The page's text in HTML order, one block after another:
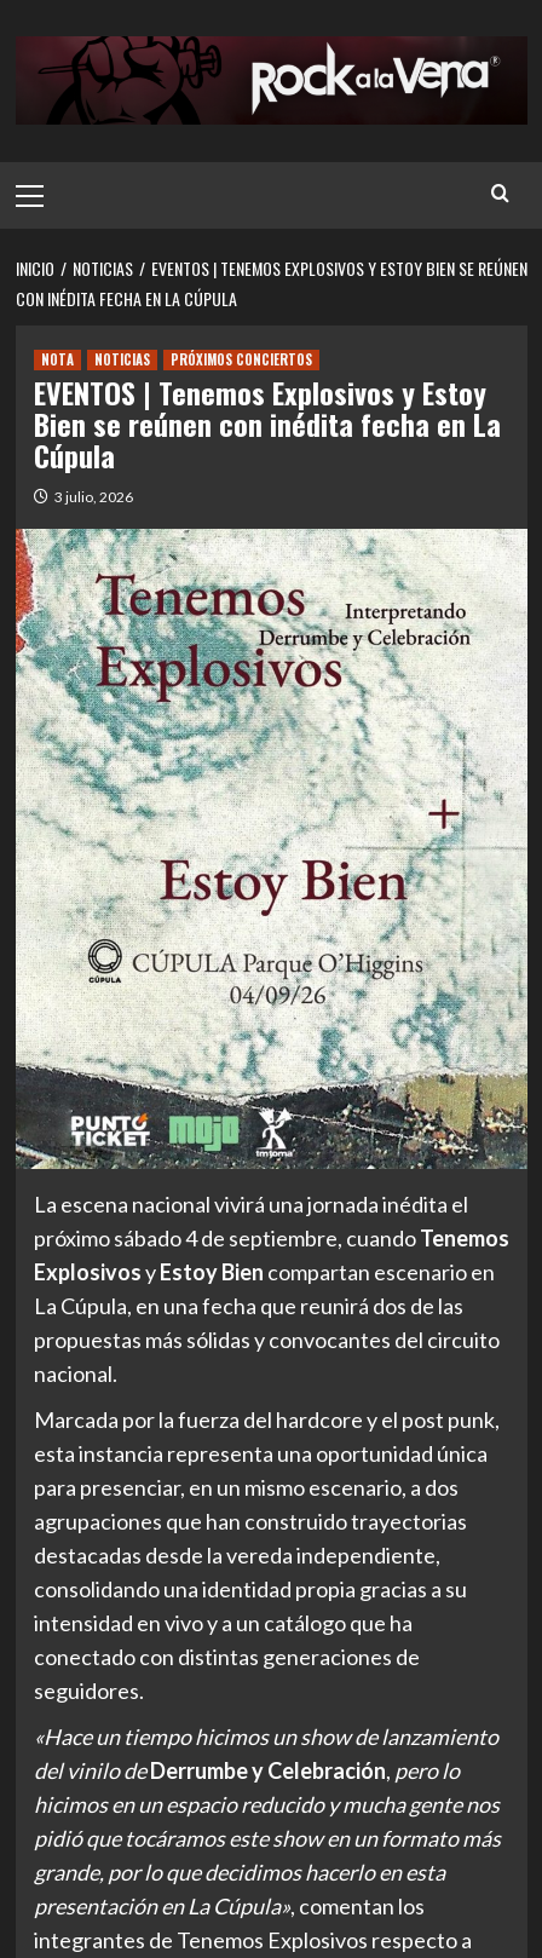
contenido
principal
INICIO NOTICIAS
EVENTOS | TENEMOS EXPLOSIVOS Y ESTOY BIEN SE REÚNEN
CON INÉDITA FECHA EN LA CÚPULA
NOTA NOTICIAS PRÓXIMOS CONCIERTOS
EVENTOS | Tenemos Explosivos y Estoy
Bien se reúnen con inédita fecha en La
Cúpula
3 julio, 2026
La escena nacional vivirá una jornada inédita el
próximo sábado 4 de septiembre, cuandoTenemos
ExplosivosyEstoy Bien compartan escenario en
La Cúpula, en una fecha que reunirá dos de las
propuestas más sólidas y convocantes del circuito
nacional.
Marcada por la fuerza del hardcore y el post punk,
esta instancia representa una oportunidad única
para presenciar, en un mismo escenario, a dos
agrupaciones que han construido trayectorias
destacadas desde la vereda independiente,
consolidando una identidad propia gracias a su
intensidad en vivo y a un catálogo que ha
conectado con distintas generaciones de
seguidores.
«Hace un tiempo hicimos un show de lanzamiento
del vinilo deDerrumbe y Celebración, pero lo
hicimos en un espacio reducido y mucha gente nos
pidió que tocáramos este show en un formato más
grande, por lo que decidimos hacerlo en esta
presentación en La Cúpula», comentan los
integrantes de Tenemos Explosivos respecto a